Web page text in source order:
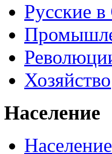
Русские
Хозяйство
Население